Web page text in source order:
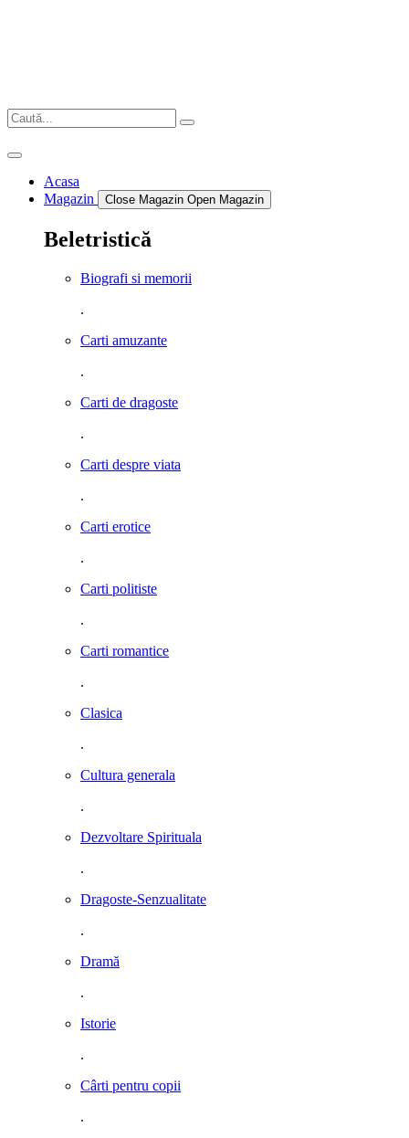
Acasa
Magazin
Close Magazin Open Magazin
Beletristică
Biografi si memorii
.
Carti amuzante
.
Carti de dragoste
.
Carti despre viata
.
Carti erotice
.
Carti politiste
.
Carti romantice
.
Clasica
.
Cultura generala
.
Dezvoltare Spirituala
.
Dragoste-Senzualitate
.
Dramă
.
Istorie
.
Cârti pentru copii
.